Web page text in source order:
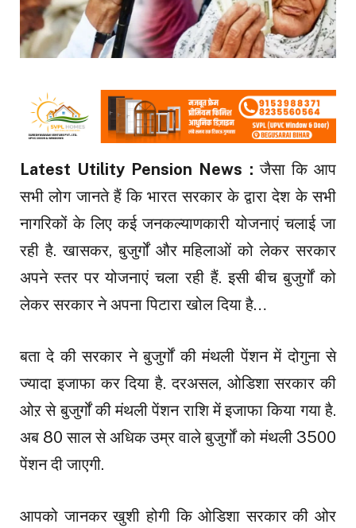
Latest Utility Pension News :जैसा कि आप
सभी लोग जानते हैं कि भारत सरकार के द्वारा देश के सभी
नागरिकों के लिए कई जनकल्याणकारी योजनाएं चलाई जा
रही है. खासकर, बुजुर्गों और महिलाओं को लेकर सरकार
अपने स्तर पर योजनाएं चला रही हैं. इसी बीच बुजुर्गों को
लेकर सरकार ने अपना पिटारा खोल दिया है…
बता दे की सरकार ने बुजुर्गों की मंथली पेंशन में दोगुना से
ज्यादा इजाफा कर दिया है. दरअसल, ओडिशा सरकार की
ओऱ से बुजुर्गों की मंथली पेंशन राशि में इजाफा किया गया है.
अब 80 साल से अधिक उम्र वाले बुजुर्गों को मंथली ₹3500
पेंशन दी जाएगी.
आपको जानकर खुशी होगी कि ओडिशा सरकार की ओर